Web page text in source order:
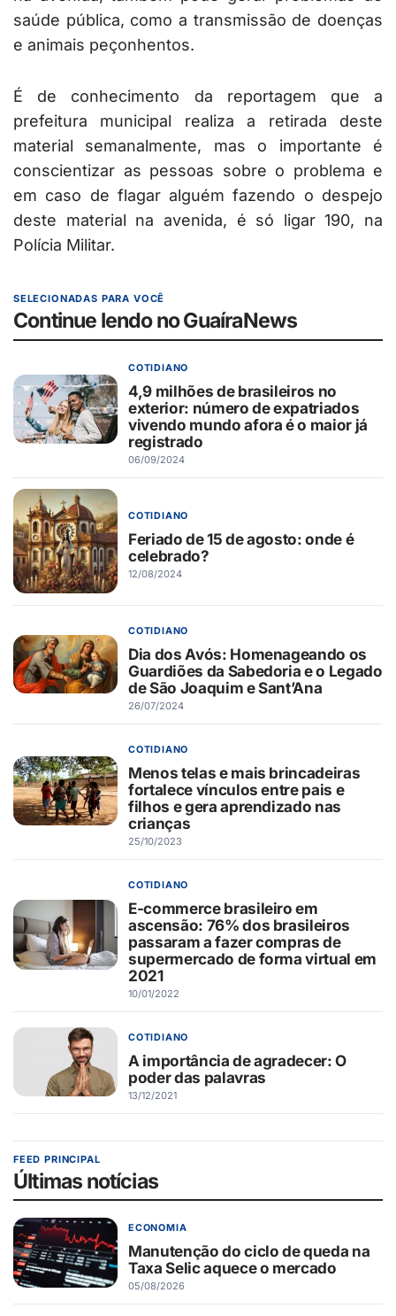
saúde pública, como a transmissão de doenças
e animais peçonhentos.
É de conhecimento da reportagem que a
prefeitura municipal realiza a retirada deste
material semanalmente, mas o importante é
conscientizar as pessoas sobre o problema e
em caso de flagar alguém fazendo o despejo
deste material na avenida, é só ligar 190, na
Polícia Militar.
SELECIONADAS PARA VOCÊ
Continue lendo no GuaíraNews
COTIDIANO
4,9 milhões de brasileiros no
exterior: número de expatriados
vivendo mundo afora é o maior já
registrado
06/09/2024
COTIDIANO
Feriado de 15 de agosto: onde é
celebrado?
12/08/2024
COTIDIANO
Dia dos Avós: Homenageando os
Guardiões da Sabedoria e o Legado
de São Joaquim e Sant’Ana
26/07/2024
COTIDIANO
Menos telas e mais brincadeiras
fortalece vínculos entre pais e
filhos e gera aprendizado nas
crianças
25/10/2023
COTIDIANO
E-commerce brasileiro em
ascensão: 76% dos brasileiros
passaram a fazer compras de
supermercado de forma virtual em
2021
10/01/2022
COTIDIANO
A importância de agradecer: O
poder das palavras
13/12/2021
FEED PRINCIPAL
Últimas notícias
ECONOMIA
Manutenção do ciclo de queda na
Taxa Selic aquece o mercado
05/08/2026